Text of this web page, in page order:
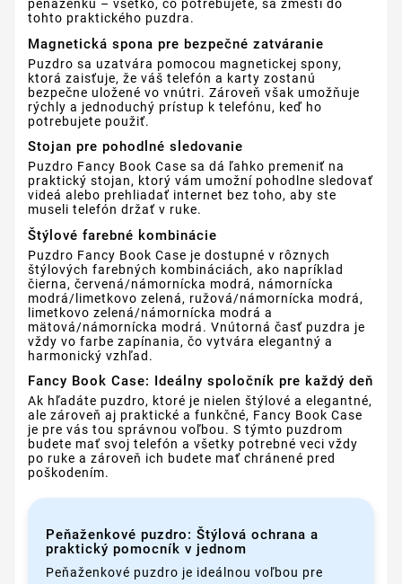
peňaženku – všetko, čo potrebujete, sa zmestí do
tohto praktického puzdra.
Magnetická spona pre bezpečné zatváranie
Puzdro sa uzatvára pomocou magnetickej spony,
ktorá zaisťuje, že váš telefón a karty zostanú
bezpečne uložené vo vnútri. Zároveň však umožňuje
rýchly a jednoduchý prístup k telefónu, keď ho
potrebujete použiť.
Stojan pre pohodlné sledovanie
Puzdro Fancy Book Case sa dá ľahko premeniť na
praktický stojan, ktorý vám umožní pohodlne sledovať
videá alebo prehliadať internet bez toho, aby ste
museli telefón držať v ruke.
Štýlové farebné kombinácie
Puzdro Fancy Book Case je dostupné v rôznych
štýlových farebných kombináciách, ako napríklad
čierna, červená/námornícka modrá, námornícka
modrá/limetkovo zelená, ružová/námornícka modrá,
limetkovo zelená/námornícka modrá a
mätová/námornícka modrá. Vnútorná časť puzdra je
vždy vo farbe zapínania, čo vytvára elegantný a
harmonický vzhľad.
Fancy Book Case: Ideálny spoločník pre každý deň
Ak hľadáte puzdro, ktoré je nielen štýlové a elegantné,
ale zároveň aj praktické a funkčné, Fancy Book Case
je pre vás tou správnou voľbou. S týmto puzdrom
budete mať svoj telefón a všetky potrebné veci vždy
po ruke a zároveň ich budete mať chránené pred
poškodením.
Peňaženkové puzdro: Štýlová ochrana a
praktický pomocník v jednom
Peňaženkové puzdro je ideálnou voľbou pre